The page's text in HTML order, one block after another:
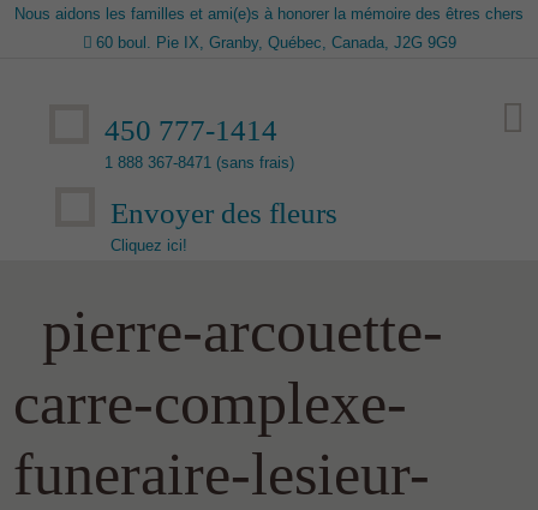
Nous aidons les familles et ami(e)s à honorer la mémoire des êtres chers
60 boul. Pie IX, Granby, Québec, Canada, J2G 9G9
450 777-1414
1 888 367-8471 (sans frais)
Envoyer des fleurs
Cliquez ici!
pierre-arcouette-
carre-complexe-
funeraire-lesieur-